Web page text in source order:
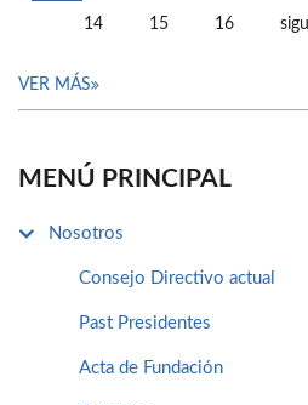
14 15 16
VER MÁS
MENÚ PRINCIPAL
Nosotros
Consejo Directivo actual
Past Presidentes
Acta de Fundación